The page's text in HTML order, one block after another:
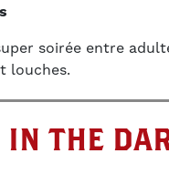
soirée entre
louches.
IN THE